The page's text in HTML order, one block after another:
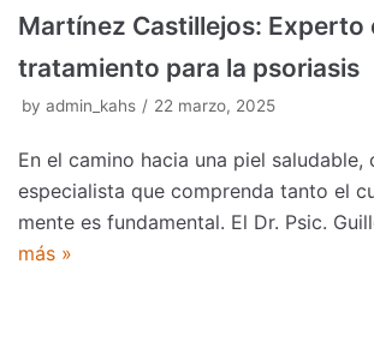
Martínez Castillejos: Experto
tratamiento para la psoriasis
by admin_kahs 22 marzo, 2025
En el camino hacia una piel saludable,
especialista que comprenda tanto el
mente es fundamental. El Dr. Psic.
más »